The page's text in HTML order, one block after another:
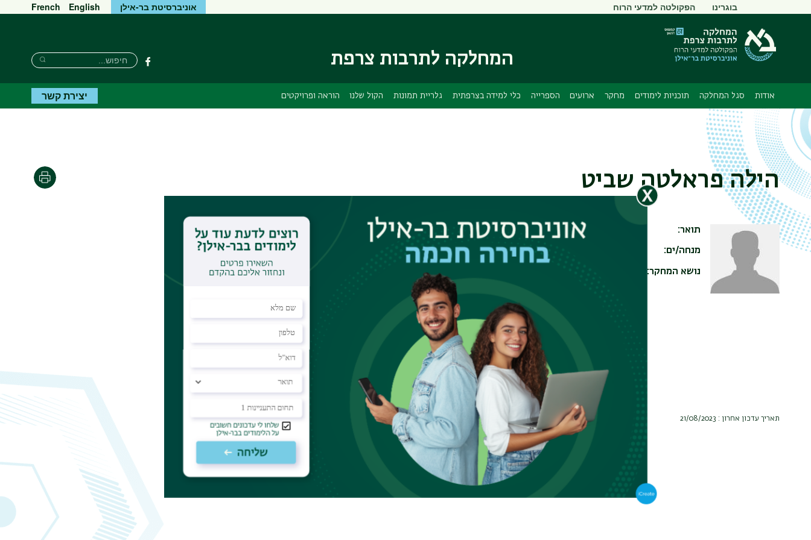
ראשי
תפריט
משני
בוגרינו הפקולטה למדעי הרוח אוניברסיטת בר-אילן French English
המחלקה לתרבות צרפת פייסבוק
חיפוש
חיפוש
חיפוש
אודות סגל המחלקה תוכניות לימודים מחקר ארועים הספרייה כלי למידה בצרפתית גלריית תמונות הקול שלנו הוראה ופרויקטים יצירת קשר
הילה פראלטה שביט הדפסה
תואר
מנחה/ים פרופ' סלביה אדלר
נושא המחקר בין תפיסה לקוגניציה – תפקוד ומשמעות של המילים
*מנחות: פרופ' סלביה אדלר ופרופ' חוה בת-זאב שילדקרוט מאוניברסיטת תל-אביב
תאריך עדכון אחרון : 21/08/2023